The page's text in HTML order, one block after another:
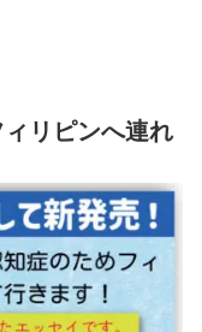
リピンへ連れ